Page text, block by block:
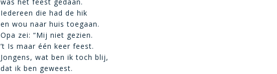
Iedereen die had de hik
en wou naar huis toegaan.
Opa zei: “Mij niet gezien.
’t Is maar één keer feest.
Jongens, wat ben ik toch blij,
dat ik ben geweest.